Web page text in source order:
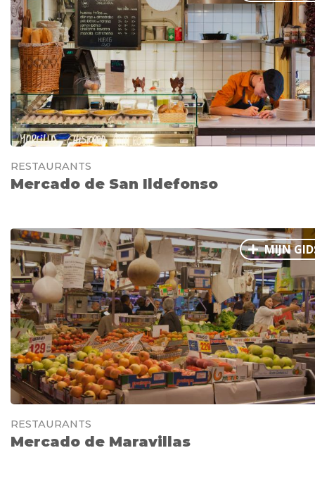
RESTAURANTS
Mercado de San Ildefonso
MIJN
RESTAURANTS
Mercado de Maravillas